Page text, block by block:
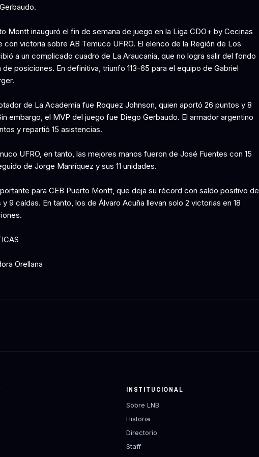
Montt inauguró el fin de semana de juego en la Liga CDO+ by Cecinas
con victoria sobre AB Temuco UFRO. El elenco de la Región de Los
a un complicado cuadro de La Araucanía, que no logra salir del fondo
de posiciones. En definitiva, triunfo 113-65 para el equipo de Gabriel
de La Academia fue Roquez Johnson, quien aportó 26 puntos y 8
embargo, el MVP del juego fue Diego Gerbaudo. El armador argentino
y repartió 15 asistencias.
UFRO, en tanto, las mejores manos fueron de José Fuentes con 15
de Jorge Manríquez y sus 11 unidades.
para CEB Puerto Montt, que deja su récord con saldo positivo de
y 9 caídas. En tanto, los de Álvaro Acuña llevan solo 2 victorias en 18
Orellana
INSTITUCIONAL
Sobre LNB
Historia
Directorio
Staff